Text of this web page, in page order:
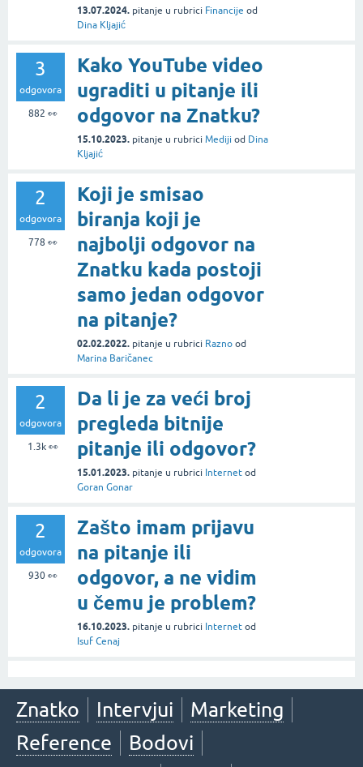
13.07.2024. pitanje u rubrici Financije od
Dina Kljajić
3
odgovora
882 👀
Kako YouTube video
ugraditi u pitanje ili
odgovor na Znatku?
15.10.2023. pitanje u rubrici Mediji od Dina
Kljajić
2
odgovora
778 👀
Koji je smisao
biranja koji je
najbolji odgovor na
Znatku kada postoji
samo jedan odgovor
na pitanje?
02.02.2022. pitanje u rubrici Razno od
Marina Baričanec
2
odgovora
1.3k👀
Da li je za veći broj
pregleda bitnije
pitanje ili odgovor?
15.01.2023. pitanje u rubrici Internet od
Goran Gonar
2
odgovora
930👀
Zašto imam prijavu
na pitanje ili
odgovor, a ne vidim
u čemu je problem?
16.10.2023. pitanje u rubrici Internet od
Isuf Cenaj
Znatko Intervjui
Marketing
Reference
Bodovi